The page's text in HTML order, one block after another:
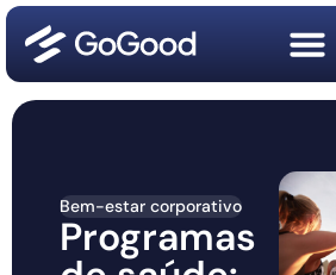
Bem-estar corporativo
Programas